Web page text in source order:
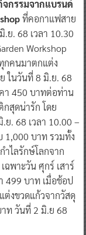
กรรมจากแบรนด์
ที่คอกาแฟสาย
ย. 68 เวลา 10.30
Workshop
กคนมาตกแต่ง
ในวันที่ 8 มิ.ย. 68
า 450 บาทต่อท่าน
กสุดน่ารัก โดย
. 68 เวลา 10.00 –
1,000 บาท รวมทั้ง
ำไลรักษ์โลกจาก
พาะวัน ศุกร์ เสาร์
499 บาท เมื่อช้อป
งขวดแก้วจากวัสดุ
าท วันที่ 2 มิ.ย 68